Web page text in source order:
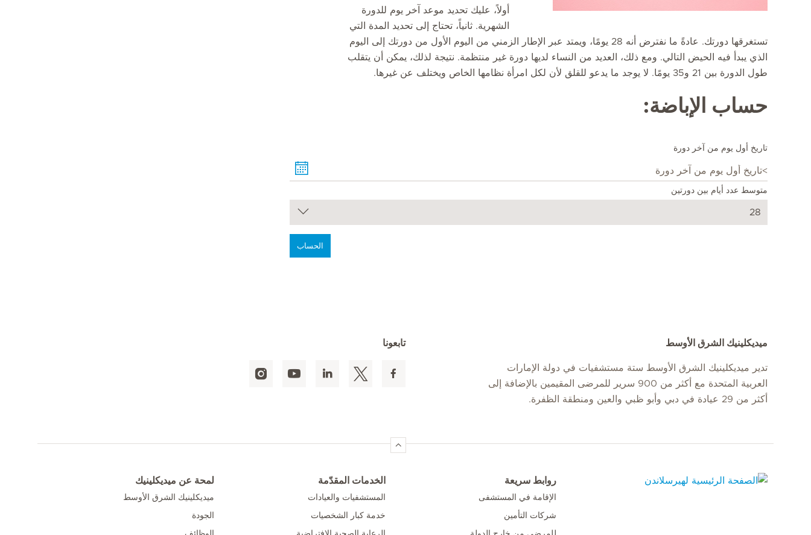
أولاً، عليك تحديد موعد آخر يوم للدورة
الشهرية. ثانياً، تحتاج إلى تحديد المدة التي
تستغرقها دورتك. عادةً ما نفترض أنه 28 يومًا، ويمتد عبر الإطار الزمني من اليوم الأول من دورتك إلى اليوم
الذي يبدأ فيه الحيض التالي. ومع ذلك، العديد من النساء لديها دورة غير منتظمة. نتيجة لذلك، يمكن أن يتقلب
طول الدورة بين 21 و35 يومًا. لا يوجد ما يدعو للقلق لأن لكل امرأة نظامها الخاص ويختلف عن غيرها.
حساب الإباضة:
تاريخ أول يوم من آخر دورة
متوسط عدد أيام بين دورتين
الحساب
ميديكلينيك الشرق الأوسط
تدير ميديكلينيك الشرق الأوسط ستة مستشفيات في دولة الإمارات
العربية المتحدة مع أكثر من 900 سرير للمرضى المقيمين بالإضافة إلى
أكثر من 29 عيادة في دبي وأبو ظبي والعين ومنطقة الظفرة.
تابعونا
روابط سريعة
الإقامة في المستشفى
شركات التأمين
الخدمات المقدّمة
المستشفيات والعيادات
خدمة كبار الشخصيات
لمحة عن ميديكلينيك
ميديكلينيك الشرق الأوسط
الجودة